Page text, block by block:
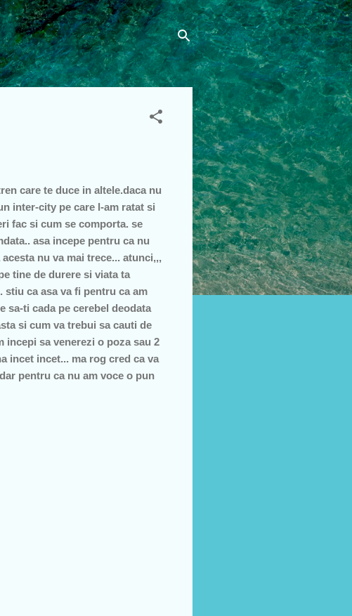
care te duce in altele.daca nu
inter-city pe care l-am ratat si
fac si cum se comporta. se
asa incepe pentru ca nu
nu va mai trece... atunci,,,
tine de durere si viata ta
ca asa va fi pentru ca am
sa-ti cada pe cerebel deodata
si cum va trebui sa cauti de
incepi sa venerezi o poza sau 2
incet incet... ma rog cred ca va
pentru ca nu am voce o pun